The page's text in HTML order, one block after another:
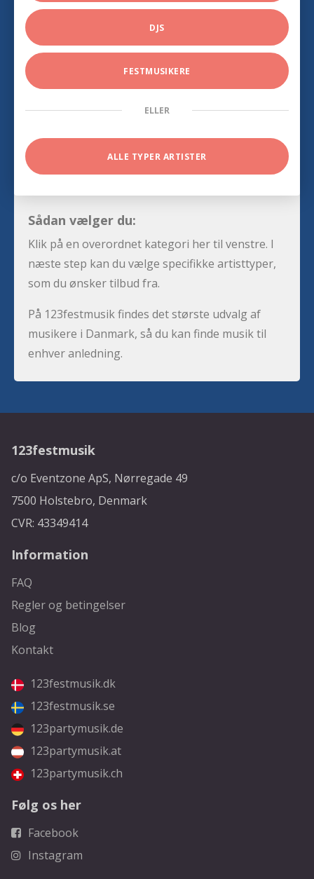
DJS
FESTMUSIKERE
ELLER
ALLE TYPER ARTISTER
Sådan vælger du:
Klik på en overordnet kategori her til venstre. I
næste step kan du vælge specifikke artisttyper,
som du ønsker tilbud fra.
På 123festmusik findes det største udvalg af
musikere i Danmark, så du kan finde musik til
enhver anledning.
123festmusik
c/o Eventzone ApS, Nørregade 49
7500 Holstebro, Denmark
CVR: 43349414
Information
FAQ
Regler og betingelser
Blog
Kontakt
123festmusik.dk
123festmusik.se
123partymusik.de
123partymusik.at
123partymusik.ch
Følg os her
Facebook
Instagram